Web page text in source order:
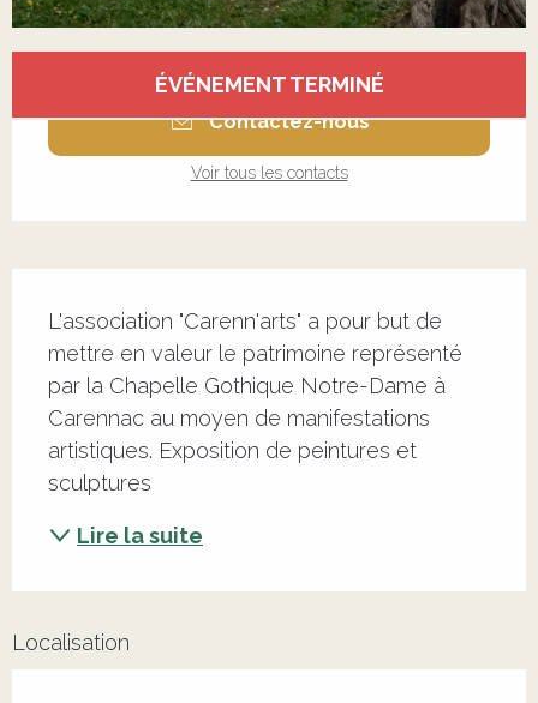
ÉVÉNEMENT TERMINÉ
Contactez-nous
Voir tous les contacts
L'association "Carenn'arts" a pour but de
mettre en valeur le patrimoine représenté
par la Chapelle Gothique Notre-Dame à
Carennac au moyen de manifestations
artistiques. Exposition de peintures et
sculptures
Lire la suite
Localisation